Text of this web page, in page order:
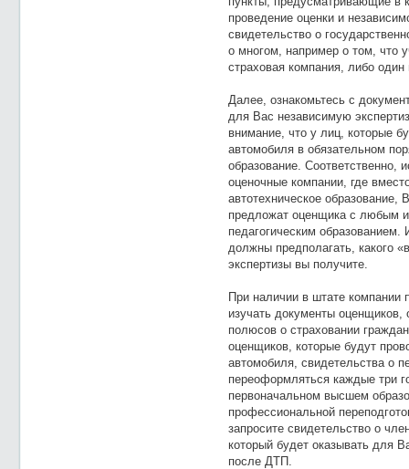
проведение оценки и
свидетельство о
о многом, например о том, что
страховая компания, либо один
Далее, ознакомьтесь с
для Вас независимую
внимание, что у лиц, которые
автомобиля в обязательном
образование. Соответственно,
оценочные компании, где
автотехническое
предложат оценщика с любым
педагогическим
должны предполагать, какого
экспертизы вы получите.
При наличии в штате компании
изучать документы оценщиков,
полюсов о страховании
оценщиков, которые будут
автомобиля, свидетельства о
переоформляться каждые три
первоначальном высшем
профессиональной
запросите свидетельство о
который будет оказывать для
после ДТП.